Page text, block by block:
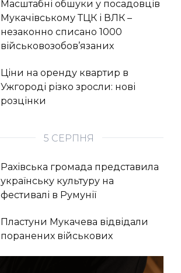
Масштабні обшуки у посадовців
Мукачівському ТЦК і ВЛК –
незаконно списано 1000
військовозобов’язаних
Ціни на оренду квартир в
Ужгороді різко зросли: нові
розцінки
5 СЕРПНЯ
Рахівська громада представила
українську культуру на
фестивалі в Румунії
Пластуни Мукачева відвідали
поранених військових